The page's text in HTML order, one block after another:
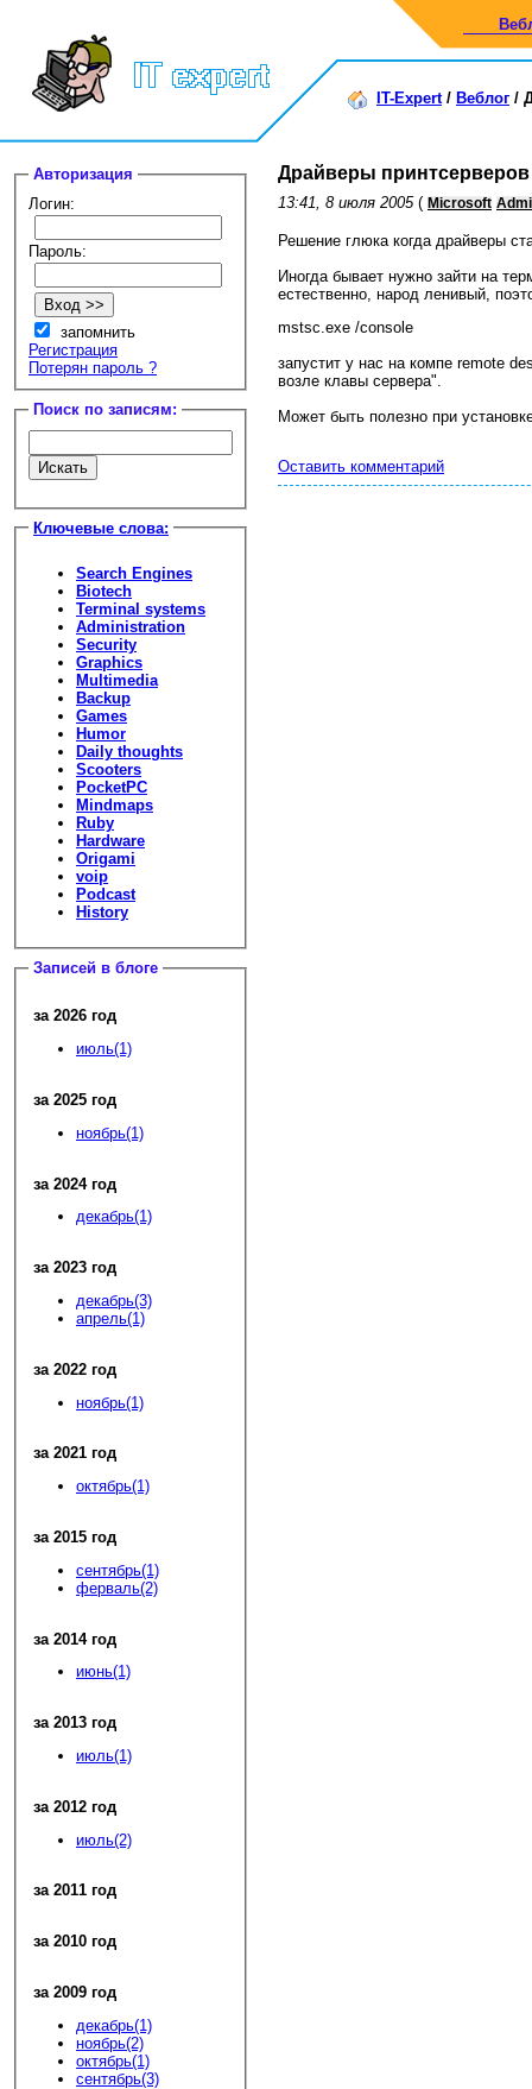
IT-Expert/ Веблог /
Авторизация
Логин:
Пароль:
запомнить
Регистрация
Потерян пароль ?
Поиск по записям:
Ключевые слова:
Search Engines
Biotech
Terminal systems
Administration
Security
Graphics
Multimedia
Backup
Games
Humor
Daily thoughts
Scooters
PocketPC
Mindmaps
Ruby
Hardware
Origami
voip
Podcast
History
Записей в блоге
за 2026 год
июль(1)
за 2025 год
ноябрь(1)
за 2024 год
декабрь(1)
за 2023 год
декабрь(3)
апрель(1)
за 2022 год
ноябрь(1)
за 2021 год
октябрь(1)
за 2015 год
сентябрь(1)
ферваль(2)
за 2014 год
июнь(1)
за 2013 год
июль(1)
за 2012 год
июль(2)
за 2011 год
за 2010 год
за 2009 год
декабрь(1)
ноябрь(2)
октябрь(1)
сентябрь(3)
Драйверы
13:41, 8 июля 2005 ( Microsoft
Решение глюка когда драйверы
Иногда бывает нужно зайти на
естественно, народ ленивый,
mstsc.exe /console
запустит у нас на компе remote
возле клавы сервера".
Может быть полезно при
Оставить комментарий